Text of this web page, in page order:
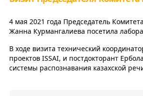
4 мая 2021 года Председатель
Жанна Курмангалиева посетила
В ходе визита технический
проектов ISSAI, и постдокторант
системы распознавания казахской